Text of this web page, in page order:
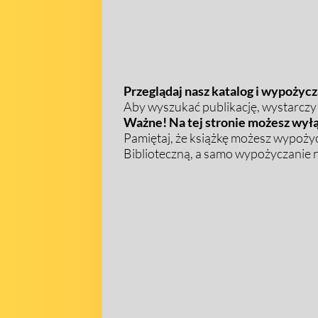
Przeglądaj nasz katalog i
Aby wyszukać publikację,
Ważne! Na tej stronie możesz
Pamiętaj, że książkę możesz
Biblioteczną, a samo wypożyczanie